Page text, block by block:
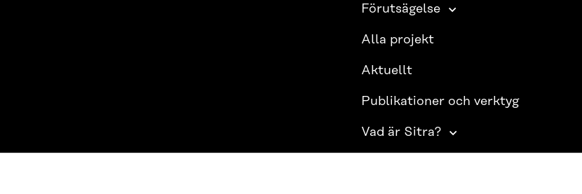
Förutsägelse
Alla projekt
Aktuellt
Publikationer och verktyg
Vad är Sitra?